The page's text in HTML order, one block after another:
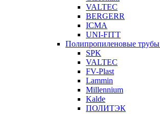
VALTEC
BERGERR
ICMA
UNI-FITT
Полипропиленовые трубы
SPK
VALTEC
FV-Plast
Lammin
Millennium
Kalde
ПОЛИТЭК